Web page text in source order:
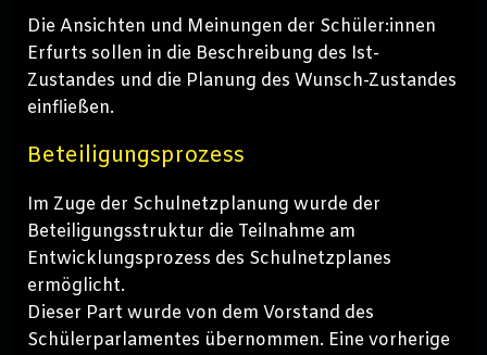
Die Ansichten und Meinungen der Schüler:innen
Erfurts sollen in die Beschreibung des Ist-
Zustandes und die Planung des Wunsch-Zustandes
einfließen.
Beteiligungsprozess
Im Zuge der Schulnetzplanung wurde der
Beteiligungsstruktur die Teilnahme am
Entwicklungsprozess des Schulnetzplanes
ermöglicht.
Dieser Part wurde von dem Vorstand des
Schülerparlamentes übernommen. Eine vorherige